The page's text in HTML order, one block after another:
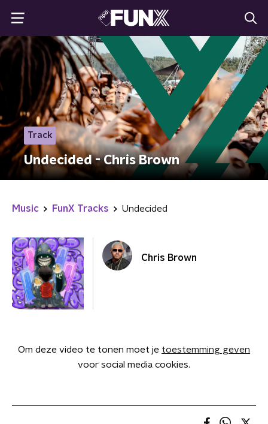
Track
Undecided - Chris Brown
Music FunX Tracks Undecided
Chris Brown
Om deze video te tonen moet je toestemming geven
voor social media cookies.